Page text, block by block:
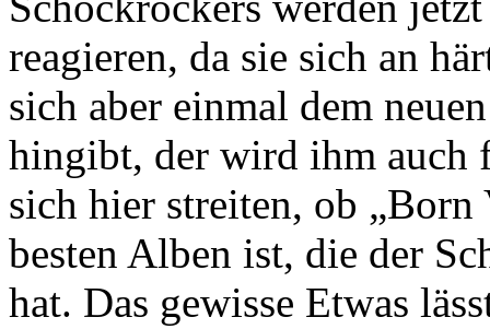
reagieren, da sie sich an
sich aber einmal dem
hingibt, der wird ihm auch
sich hier streiten, ob
besten Alben ist, die der
hat. Das gewisse Etwas